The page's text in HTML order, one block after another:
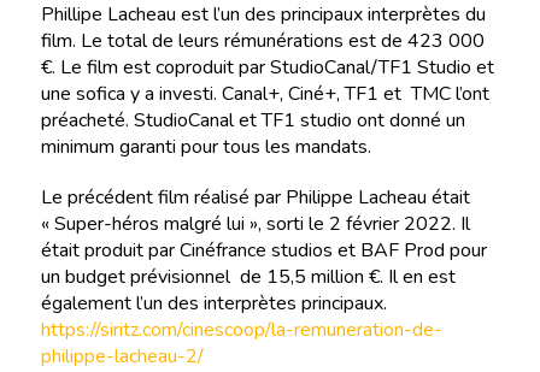
Phillipe Lacheau est l’un des principaux interprètes du
film. Le total de leurs rémunérations est de 423 000
€. Le film est coproduit par StudioCanal/TF1 Studio et
une sofica y a investi. Canal+, Ciné+, TF1 et TMC l’ont
préacheté. StudioCanal et TF1 studio ont donné un
minimum garanti pour tous les mandats.
Le précédent film réalisé par Philippe Lacheau était
« Super-héros malgré lui », sorti le 2 février 2022. Il
était produit par Cinéfrance studios et BAF Prod pour
un budget prévisionnel de 15,5 million €. Il en est
également l’un des interprètes principaux.
https://siritz.com/cinescoop/la-remuneration-de-
philippe-lacheau-2/